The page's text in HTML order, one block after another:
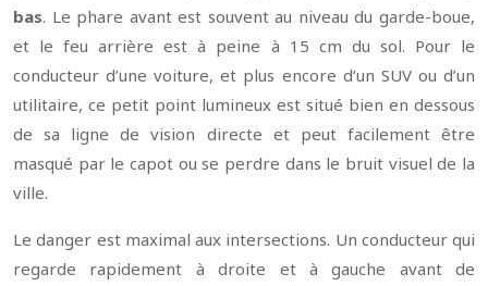
bas. Le phare avant est souvent au niveau du garde-boue,
et le feu arrière est à peine à 15 cm du sol. Pour le
conducteur d’une voiture, et plus encore d’un SUV ou d’un
utilitaire, ce petit point lumineux est situé bien en dessous
de sa ligne de vision directe et peut facilement être
masqué par le capot ou se perdre dans le bruit visuel de la
ville.
Le danger est maximal aux intersections. Un conducteur qui
regarde rapidement à droite et à gauche avant de